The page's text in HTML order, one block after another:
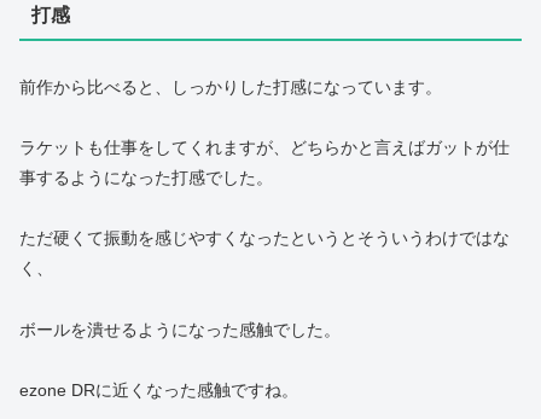
打感
前作から比べると、しっかりした打感になっています。
ラケットも仕事をしてくれますが、どちらかと言えばガットが仕
事するようになった打感でした。
ただ硬くて振動を感じやすくなったというとそういうわけではな
く、
ボールを潰せるようになった感触でした。
ezone DRに近くなった感触ですね。